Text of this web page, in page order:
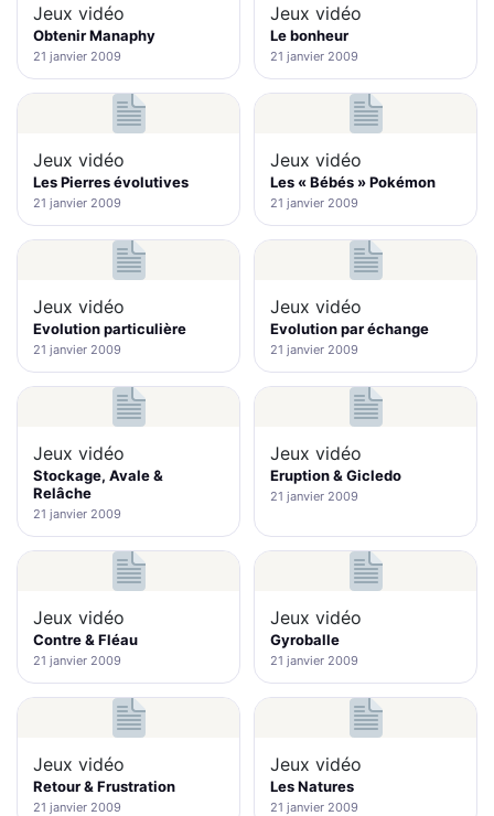
Jeux vidéo
Obtenir Manaphy
21 janvier 2009
Jeux vidéo
Le bonheur
21 janvier 2009
Jeux vidéo
Les Pierres évolutives
21 janvier 2009
Jeux vidéo
Les « Bébés » Pokémon
21 janvier 2009
Jeux vidéo
Evolution particulière
21 janvier 2009
Jeux vidéo
Evolution par échange
21 janvier 2009
Jeux vidéo
Stockage, Avale &
Relâche
21 janvier 2009
Jeux vidéo
Eruption & Gicledo
21 janvier 2009
Jeux vidéo
Contre & Fléau
21 janvier 2009
Jeux vidéo
Gyroballe
21 janvier 2009
Jeux vidéo
Retour & Frustration
21 janvier 2009
Jeux vidéo
Les Natures
21 janvier 2009